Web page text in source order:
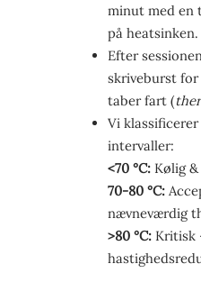
minut med en
på heatsinken.
Efter
skriveburst
taber fart (
Vi
intervaller:
<70 °C: Kølig
70-80 °C:
nævneværdig
>80 °C: Kritisk